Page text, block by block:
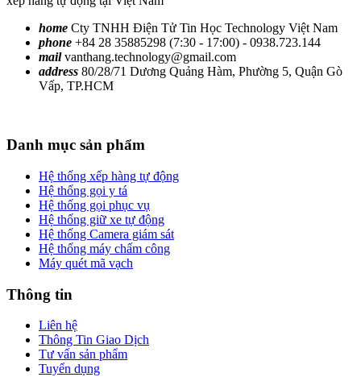
home Cty TNHH Điện Tử Tin Học Technology Việt Nam
phone +84 28 35885298 (7:30 - 17:00) - 0938.723.144
mailvanthang.technology@gmail.com
address 80/28/71 Dương Quảng Hàm, Phường 5, Quận Gò
Vấp, TP.HCM
Danh mục sản phẩm
Hệ thống xếp hàng tự động
Hệ thống gọi y tá
Hệ thống gọi phục vụ
Hệ thống giữ xe tự động
Hệ thống Camera giám sát
Hệ thống máy chấm công
Máy quét mã vạch
Thông tin
Liên hệ
Thông Tin Giao Dịch
Tư vấn sản phẩm
Tuyển dụng